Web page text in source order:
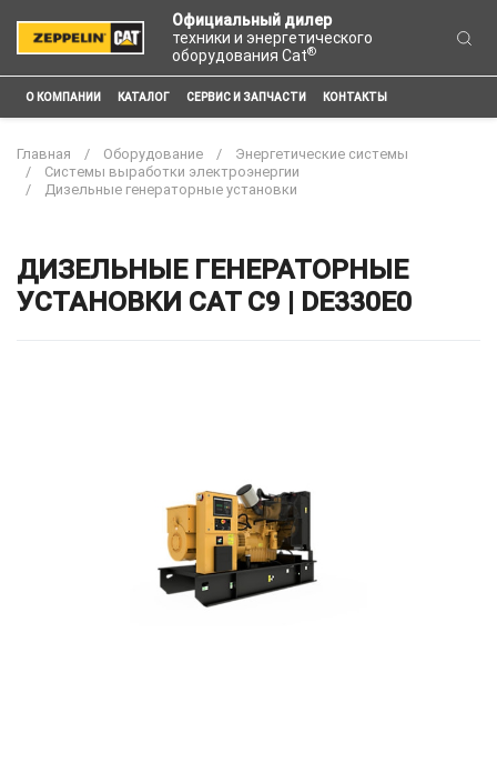
Официальный дилер
техники и энергетического
оборудования Cat®
О КОМПАНИИ КАТАЛОГ СЕРВИС И ЗАПЧАСТИ КОНТАКТЫ
Главная Оборудование
Энергетические системы
Системы выработки электроэнергии
Дизельные генераторные установки
ДИЗЕЛЬНЫЕ ГЕНЕРАТОРНЫЕ
УСТАНОВКИ CAT C9 | DE330E0